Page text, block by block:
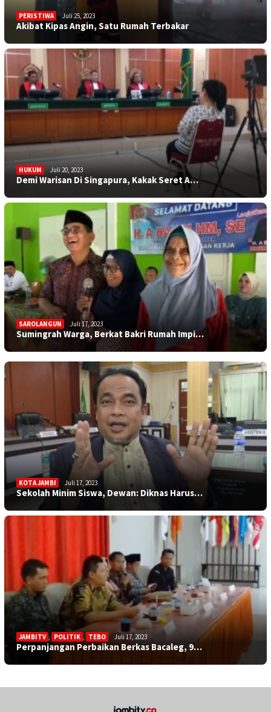
PERISTIWA Juli 25, 2023
Akibat Kipas Angin, Satu Rumah Terbakar
HUKUM Juli 20, 2023
Demi Warisan Di Singapura, Kakak Seret A…
SAROLANGUN Juli 17, 2023
Sumingrah Warga, Berkat Bakri Rumah Impi…
TEBO Juli 17, 2023
Satu Lagi Jemaah Haji Asal Tebo Meningga…
KOTA JAMBI Juli 17, 2023
Sekolah Minim Siswa, Dewan: Diknas Harus…
JAMBITV , POLITIK TEBO Juli 17, 2023
Perpanjangan Perbaikan Berkas Bacaleg, 9…